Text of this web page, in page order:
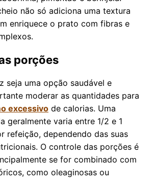
não só adiciona uma textura
enriquece o prato com fibras e
porções
seja uma opção saudável e
moderar as quantidades para
excessivo de calorias. Uma
geralmente varia entre 1/2 e 1
refeição, dependendo das suas
O controle das porções é
se for combinado com
como oleaginosas ou